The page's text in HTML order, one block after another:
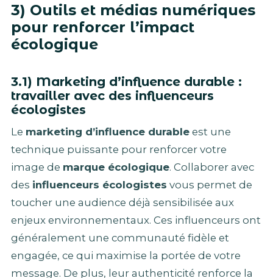
3) Outils et médias numériques
pour renforcer l’impact
écologique
3.1) Marketing d’influence durable :
travailler avec des influenceurs
écologistes
Le marketing d’influence durable est une
technique puissante pour renforcer votre
image de marque écologique. Collaborer avec
des influenceurs écologistes vous permet de
toucher une audience déjà sensibilisée aux
enjeux environnementaux. Ces influenceurs ont
généralement une communauté fidèle et
engagée, ce qui maximise la portée de votre
message. De plus, leur authenticité renforce la